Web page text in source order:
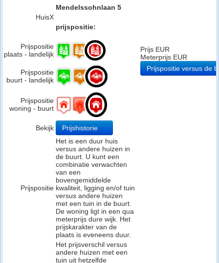
HuisX
Mendelssohnlaan 5
prijspositie:
Prijspositie
plaats - landelijk
Prijspositie
buurt - landelijk
Prijspositie
woning - buurt
Bekijk Prijshistorie
Prijspositie
Het is een duur huis
versus andere huizen in
de buurt. U kunt een
combinatie verwachten
van een
bovengemiddelde
kwaliteit, ligging en/of tuin
versus andere huizen
met een tuin in de buurt.
De woning ligt in een qua
meterprijs dure wijk. Het
prijskarakter van de
plaats is eveneens duur.
Het prijsverschil versus
andere huizen met een
tuin uit hetzelfde
Prijs EUR
Meterprijs EUR
Prijspositie versus de